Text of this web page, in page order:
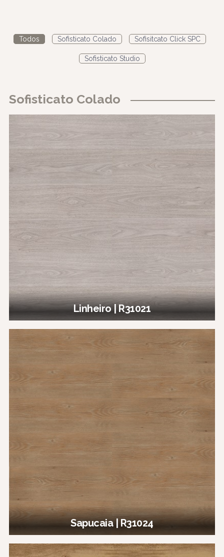
Todos Sofisticato Colado Sofisitcato Click SPC
Sofisticato Studio
Sofisticato Colado
Linheiro | R31021
Sapucaia | R31024